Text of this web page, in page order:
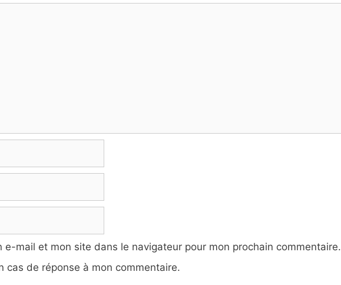
e-mail et mon site dans le navigateur pour mon prochain commentaire.
cas de réponse à mon commentaire.